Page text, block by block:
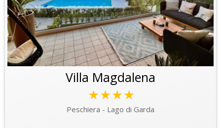
Villa Magdalena
★★★★
Peschiera - Lago di Garda